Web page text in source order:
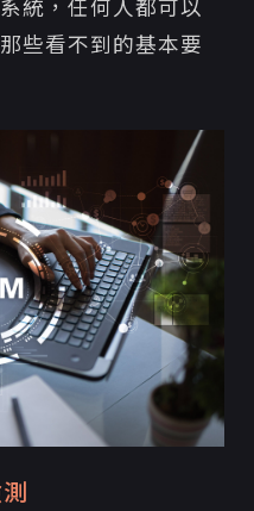
統，任何人都可以
些看不到的基本要